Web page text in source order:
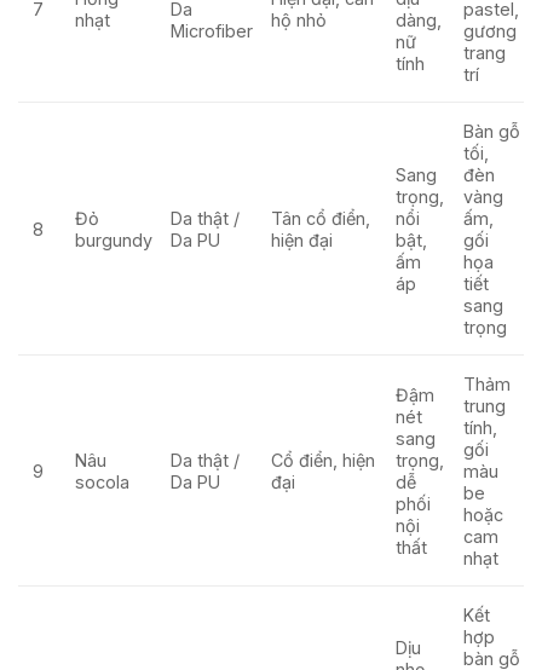
7
nhạt
Da
Microfiber
hộ nhỏ
dàng,
nữ
tính
pastel,
gương
trang
trí
8
Đỏ
burgundy
Da thật /
Da PU
Tân cổ điển,
hiện đại
Sang
trọng,
nổi
bật,
ấm
áp
Bàn gỗ
tối,
đèn
vàng
ấm,
gối
họa
tiết
sang
trọng
9
Nâu
socola
Da thật /
Da PU
Cổ điển, hiện
đại
Đậm
nét
sang
trọng,
dễ
phối
nội
thất
Thảm
trung
tính,
gối
màu
be
hoặc
cam
nhạt
Dịu
Kết
hợp
bàn gỗ